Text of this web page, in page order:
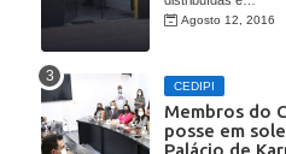
Agosto 12, 2016
CEDIPI
Membros do
posse em
Palácio de